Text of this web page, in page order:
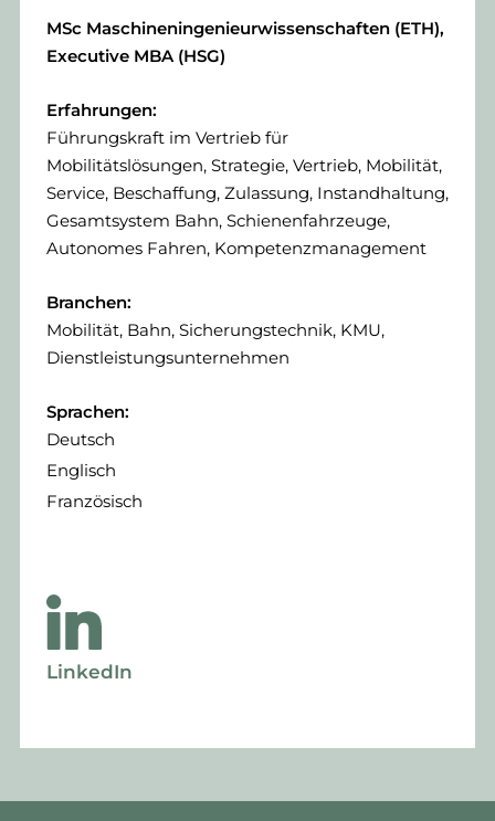
MSc Maschineningenieurwissenschaften (ETH),
Executive MBA (HSG)
Erfahrungen:
Führungskraft im Vertrieb für
Mobilitätslösungen, Strategie, Vertrieb, Mobilität,
Service, Beschaffung, Zulassung, Instandhaltung,
Gesamtsystem Bahn, Schienenfahrzeuge,
Autonomes Fahren, Kompetenzmanagement
Branchen:
Mobilität, Bahn, Sicherungstechnik, KMU,
Dienstleistungsunternehmen
Sprachen:
Deutsch
Englisch
Französisch
LinkedIn